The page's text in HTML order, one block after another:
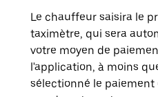
Le chauffeur saisira le
taximètre, qui sera
votre moyen de
l'application, à moins
sélectionné le paiement